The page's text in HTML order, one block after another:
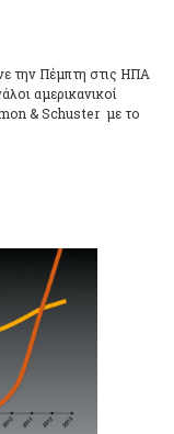
την Πέμπτη στις ΗΠΑ
αμερικανικοί
& Schuster με το